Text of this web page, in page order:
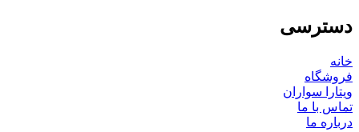
دسترسی
خانه
فروشگاه
ویتارا سواران
تماس با ما
درباره ما